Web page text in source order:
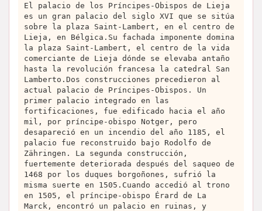
El palacio de los Príncipes-Obispos de Lieja
es un gran palacio del siglo XVI que se sitúa
sobre la plaza Saint-Lambert, en el centro de
Lieja, en Bélgica.Su fachada imponente domina
la plaza Saint-Lambert, el centro de la vida
comerciante de Lieja dónde se elevaba antaño
hasta la revolución francesa la catedral San
Lamberto.Dos construcciones precedieron al
actual palacio de Príncipes-Obispos. Un
primer palacio integrado en las
fortificaciones, fue edificado hacia el año
mil, por príncipe-obispo Notger, pero
desapareció en un incendio del año 1185, el
palacio fue reconstruido bajo Rodolfo de
Zähringen. La segunda construcción,
fuertemente deteriorada después del saqueo de
1468 por los duques borgoñones, sufrió la
misma suerte en 1505.Cuando accedió al trono
en 1505, el príncipe-obispo Érard de La
Marck, encontró un palacio en ruinas, y